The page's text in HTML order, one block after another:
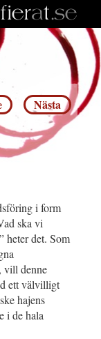
Nästa
i form
ska vi
heter det. Som
vill denne
ett välvilligt
hajens
i de hala